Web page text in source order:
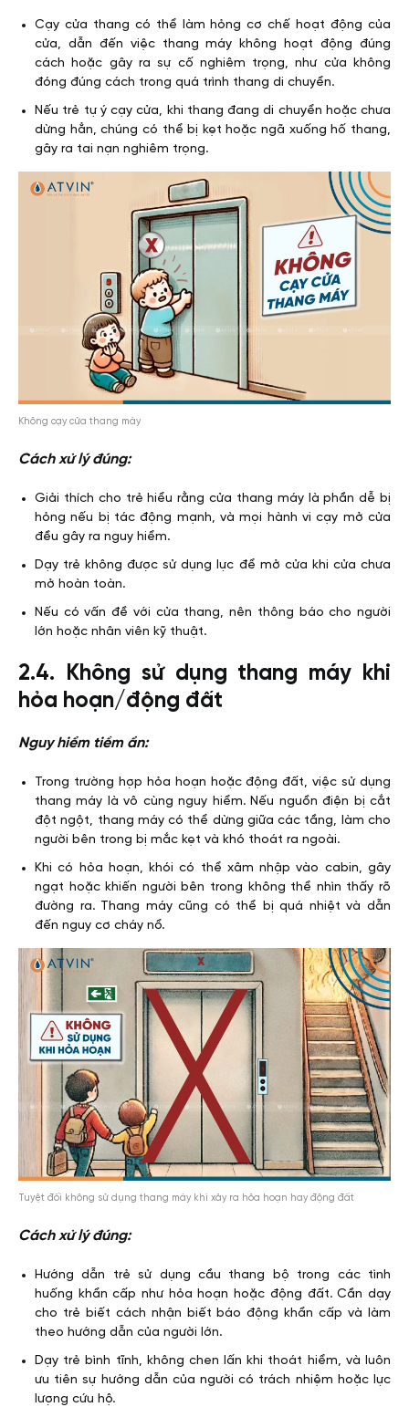
Cạy cửa thang có thể làm hỏng cơ chế hoạt động của
cửa, dẫn đến việc thang máy không hoạt động đúng
cách hoặc gây ra sự cố nghiêm trọng, như cửa không
đóng đúng cách trong quá trình thang di chuyển.
Nếu trẻ tự ý cạy cửa, khi thang đang di chuyển hoặc chưa
dừng hẳn, chúng có thể bị kẹt hoặc ngã xuống hố thang,
gây ra tai nạn nghiêm trọng.
Không cạy cửa thang máy
Cách xử lý đúng:
Giải thích cho trẻ hiểu rằng cửa thang máy là phần dễ bị
hỏng nếu bị tác động mạnh, và mọi hành vi cạy mở cửa
đều gây ra nguy hiểm.
Dạy trẻ không được sử dụng lực để mở cửa khi cửa chưa
mở hoàn toàn.
Nếu có vấn đề với cửa thang, nên thông báo cho người
lớn hoặc nhân viên kỹ thuật.
2.4. Không sử dụng thang máy khi
hỏa hoạn/động đất
Nguy hiểm tiềm ẩn:
Trong trường hợp hỏa hoạn hoặc động đất, việc sử dụng
thang máy là vô cùng nguy hiểm. Nếu nguồn điện bị cắt
đột ngột, thang máy có thể dừng giữa các tầng, làm cho
người bên trong bị mắc kẹt và khó thoát ra ngoài.
Khi có hỏa hoạn, khói có thể xâm nhập vào cabin, gây
ngạt hoặc khiến người bên trong không thể nhìn thấy rõ
đường ra. Thang máy cũng có thể bị quá nhiệt và dẫn
đến nguy cơ cháy nổ.
Tuyệt đối không sử dụng thang máy khi xảy ra hỏa hoạn hay động đất
Cách xử lý đúng:
Hướng dẫn trẻ sử dụng cầu thang bộ trong các tình
huống khẩn cấp như hỏa hoạn hoặc động đất. Cần dạy
cho trẻ biết cách nhận biết báo động khẩn cấp và làm
theo hướng dẫn của người lớn.
Dạy trẻ bình tĩnh, không chen lấn khi thoát hiểm, và luôn
ưu tiên sự hướng dẫn của người có trách nhiệm hoặc lực
lượng cứu hộ.